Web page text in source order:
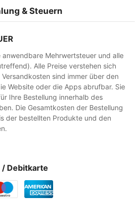
& Steuern
anwendbare Mehrwertsteuer und alle
Alle Preise verstehen sich
sind immer über den
Website oder die Apps abrufbar. Sie
Ihre Bestellung innerhalb des
Die Gesamtkosten der Bestellung
der bestellten Produkte und den
Debitkarte